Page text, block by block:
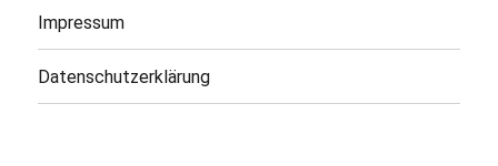
Impressum
Datenschutzerklärung